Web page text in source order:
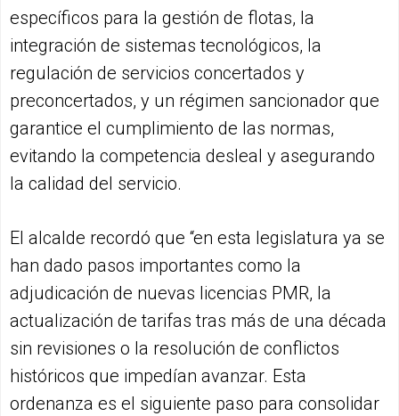
específicos para la gestión de flotas, la
integración de sistemas tecnológicos, la
regulación de servicios concertados y
preconcertados, y un régimen sancionador que
garantice el cumplimiento de las normas,
evitando la competencia desleal y asegurando
la calidad del servicio.
El alcalde recordó que “en esta legislatura ya se
han dado pasos importantes como la
adjudicación de nuevas licencias PMR, la
actualización de tarifas tras más de una década
sin revisiones o la resolución de conflictos
históricos que impedían avanzar. Esta
ordenanza es el siguiente paso para consolidar